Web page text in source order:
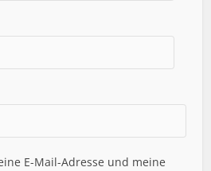
E-Mail-Adresse und meine